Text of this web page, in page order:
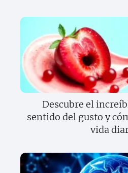
Descubre el
sentido del gusto y
vida